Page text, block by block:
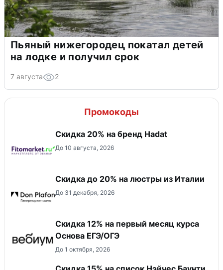
Пьяный нижегородец покатал детей
на лодке и получил срок
7 августа 2
Промокоды
Скидка 20% на бренд Hadat
До 10 августа, 2026
Скидка до 20% на люстры из Италии
До 31 декабря, 2026
Скидка 12% на первый месяц курса
Основа ЕГЭ/ОГЭ
До 1 октября, 2026